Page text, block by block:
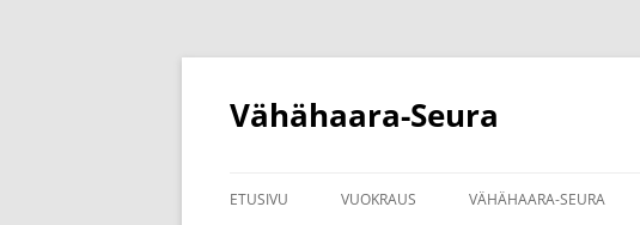
Siirry
Vähähaara-Seura
ETUSIVU VUOKRAUS VÄHÄHAARA-SEURA